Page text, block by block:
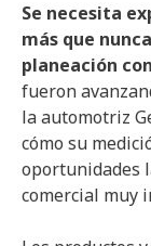
Se necesita
más que
planeación con
fueron
la automotriz
cómo su
oportunidades
comercial muy